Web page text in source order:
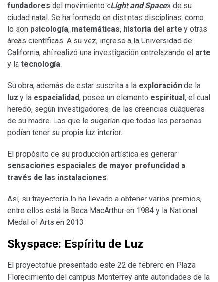
fundadores del movimiento «Light and Space» de su
ciudad natal. Se ha formado en distintas disciplinas, como
lo son psicología, matemáticas, historia del arte y otras
áreas científicas. A su vez, ingreso a la Universidad de
California, ahí realizó una investigación entrelazando el arte
y la tecnología.
Su obra, además de estar suscrita a la exploración de la
luz y la espacialidad, posee un elemento espiritual, el cual
heredó, según investigadores, de las creencias cuáqueras
de su madre. Las que le sugerían que todas las personas
podían tener su propia luz interior.
El propósito de su producción artística es generar
sensaciones espaciales de mayor profundidad a
través de las instalaciones.
Así, su trayectoria lo ha llevado a obtener varios premios,
entre ellos está la Beca MacArthur en 1984 y la National
Medal of Arts en 2013
Skyspace: Espíritu de Luz
El proyectofue presentado este 22 de febrero en Plaza
Florecimiento del campus Monterrey ante autoridades de la